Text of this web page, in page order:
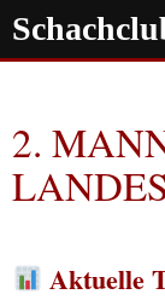
Zum
Inhalt
Suchen
2.
Aktuelle